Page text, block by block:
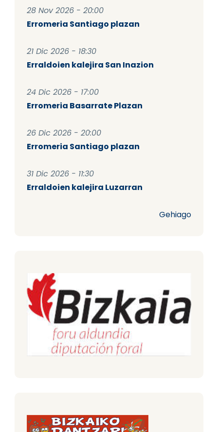
28 Nov 2026 - 20:00
Erromeria Santiago plazan
21 Dic 2026 - 18:30
Erraldoien kalejira San Inazion
24 Dic 2026 - 17:00
Erromeria Basarrate Plazan
26 Dic 2026 - 20:00
Erromeria Santiago plazan
31 Dic 2026 - 11:30
Erraldoien kalejira Luzarran
Gehiago